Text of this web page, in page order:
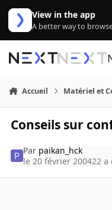
Aller au contenu
View in the app
A better way to
Accueil Matériel et
Conseils sur
Par paikan_hck
le 20 février 200422 a